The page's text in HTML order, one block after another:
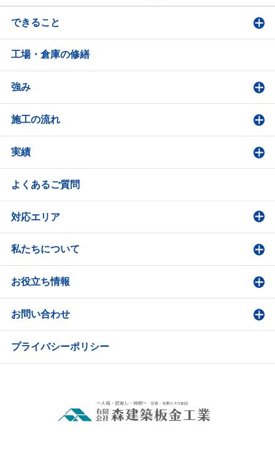
できること
工場・倉庫の修繕
強み
施工の流れ
実績
よくあるご質問
対応エリア
私たちについて
お役立ち情報
お問い合わせ
プライバシーポリシー